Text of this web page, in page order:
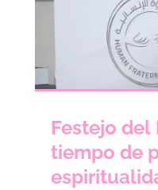
Festejo del
tiempo de